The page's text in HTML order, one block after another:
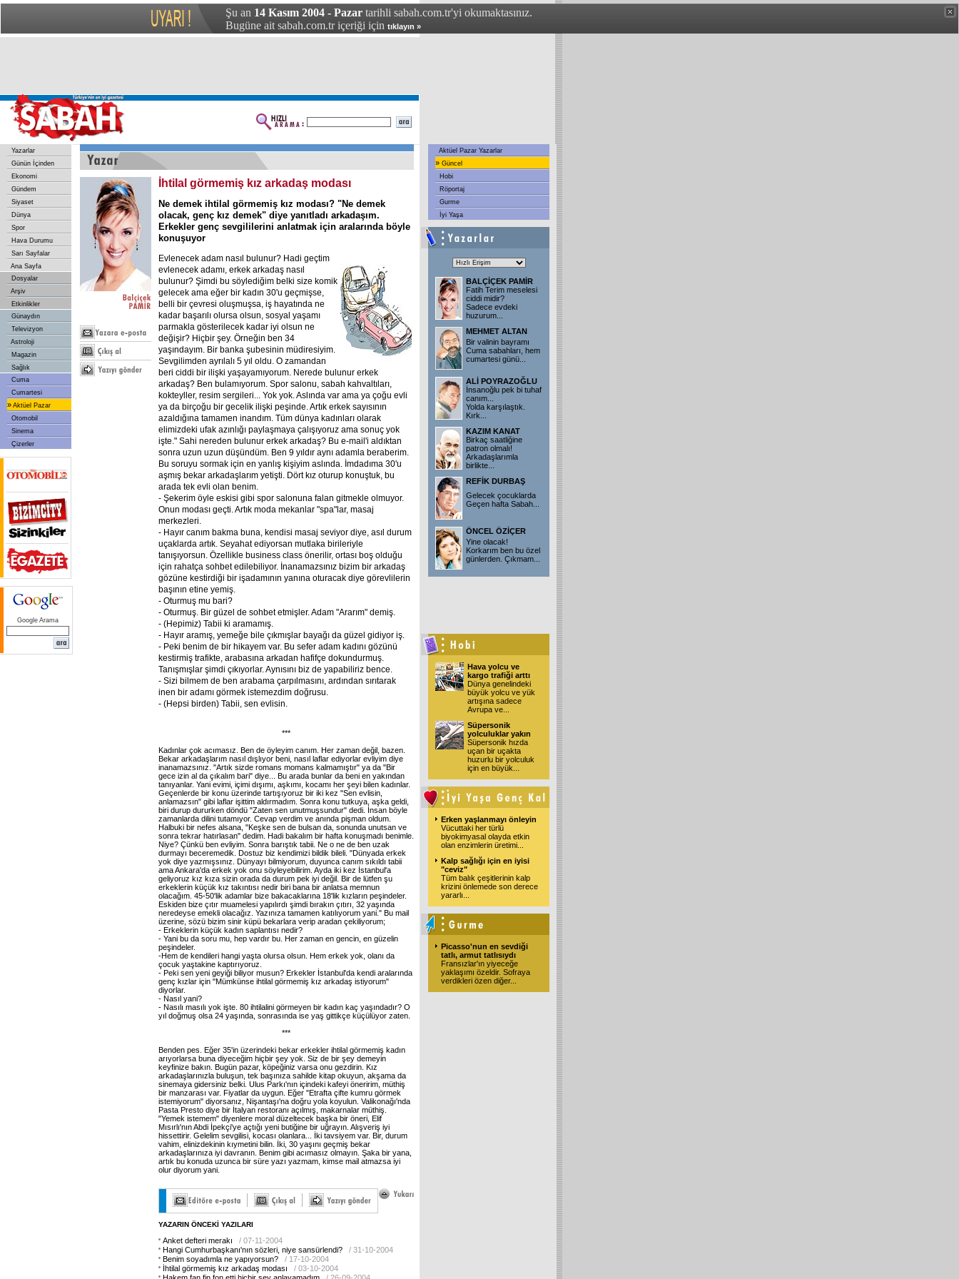
Şu an 14 Kasım 2004 - Pazar tarihli sabah.com.tr'yi okumaktasınız.
Bugüne ait sabah.com.tr içeriği için tıklayın »
Yazarlar
Günün İçinden
Ekonomi
Gündem
Siyaset
Dünya
Spor
Hava Durumu
Sarı Sayfalar
Ana Sayfa
Dosyalar
Arşiv
Etkinlikler
Günaydın
Televizyon
Astroloji
Magazin
Sağlık
Cuma
Cumartesi
» Aktüel Pazar
Otomobil
Sinema
Çizerler
Google Arama
İhtilal görmemiş kız arkadaş modası
Ne demek ihtilal görmemiş kız modası? "Ne demek
olacak, genç kız demek" diye yanıtladı arkadaşım.
Erkekler genç sevgililerini anlatmak için aralarında böyle
konuşuyor
Evlenecek adam nasıl bulunur? Hadi geçtim
evlenecek adamı, erkek arkadaş nasıl
bulunur? Şimdi bu söylediğim belki size komik
gelecek ama eğer bir kadın 30'u geçmişse,
belli bir çevresi oluşmuşsa, iş hayatında ne
kadar başarılı olursa olsun, sosyal yaşamı
parmakla gösterilecek kadar iyi olsun ne
değişir? Hiçbir şey. Örneğin ben 34
yaşındayım. Bir banka şubesinin müdiresiyim.
Sevgilimden ayrılalı 5 yıl oldu. O zamandan
beri ciddi bir ilişki yaşayamıyorum. Nerede bulunur erkek
arkadaş? Ben bulamıyorum. Spor salonu, sabah kahvaltıları,
kokteyller, resim sergileri... Yok yok. Aslında var ama ya çoğu evli
ya da birçoğu bir gecelik ilişki peşinde. Artık erkek sayısının
azaldığına tamamen inandım. Tüm dünya kadınları olarak
elimizdeki ufak azınlığı paylaşmaya çalışıyoruz ama sonuç yok
işte." Sahi nereden bulunur erkek arkadaş? Bu e-mail'i aldıktan
sonra uzun uzun düşündüm. Ben 9 yıldır aynı adamla beraberim.
Bu soruyu sormak için en yanlış kişiyim aslında. İmdadıma 30'u
aşmış bekar arkadaşlarım yetişti. Dört kız oturup konuştuk, bu
arada tek evli olan benim.
- Şekerim öyle eskisi gibi spor salonuna falan gitmekle olmuyor.
Onun modası geçti. Artık moda mekanlar "spa"lar, masaj
merkezleri.
- Hayır canım bakma buna, kendisi masaj seviyor diye, asıl durum
uçaklarda artık. Seyahat ediyorsan mutlaka birileriyle
tanışıyorsun. Özellikle business class önerilir, ortası boş olduğu
için rahatça sohbet edilebiliyor. İnanamazsınız bizim bir arkadaş
gözüne kestirdiği bir işadamının yanına oturacak diye görevlilerin
başının etine yemiş.
- Oturmuş mu bari?
- Oturmuş. Bir güzel de sohbet etmişler. Adam "Ararım" demiş.
- (Hepimiz) Tabii ki aramamış.
- Hayır aramış, yemeğe bile çıkmışlar bayağı da güzel gidiyor iş.
- Peki benim de bir hikayem var. Bu sefer adam kadını gözünü
kestirmiş trafikte, arabasına arkadan hafifçe dokundurmuş.
Tanışmışlar şimdi çıkıyorlar. Aynısını biz de yapabiliriz bence.
- Sizi bilmem de ben arabama çarpılmasını, ardından sırıtarak
inen bir adamı görmek istemezdim doğrusu.
- (Hepsi birden) Tabii, sen evlisin.
***
Kadınlar çok acımasız. Ben de öyleyim canım. Her zaman değil, bazen.
Bekar arkadaşlarım nasıl dışlıyor beni, nasıl laflar ediyorlar evliyim diye
inanamazsınız. "Artık sizde romans momans kalmamıştır" ya da "Bir
gece izin al da çıkalım bari" diye... Bu arada bunlar da beni en yakından
tanıyanlar. Yani evimi, içimi dışımı, aşkımı, kocamı her şeyi bilen kadınlar.
Geçenlerde bir konu üzerinde tartışıyoruz bir iki kez "Sen evlisin,
anlamazsın" gibi laflar işittim aldırmadım. Sonra konu tutkuya, aşka geldi,
biri durup dururken döndü "Zaten sen unutmuşsundur" dedi. İnsan böyle
zamanlarda dilini tutamıyor. Cevap verdim ve anında pişman oldum.
Halbuki bir nefes alsana, "Keşke sen de bulsan da, sonunda unutsan ve
sonra tekrar hatırlasan" dedim. Hadi bakalım bir hafta konuşmadı benimle.
Niye? Çünkü ben evliyim. Sonra barıştık tabii. Ne o ne de ben uzak
durmayı beceremedik. Dostuz biz kendimizi bildik bileli. "Dünyada erkek
yok diye yazmışsınız. Dünyayı bilmiyorum, duyunca canım sıkıldı tabii
ama Ankara'da erkek yok onu söyleyebilirim. Ayda iki kez İstanbul'a
geliyoruz kız kıza sizin orada da durum pek iyi değil. Bir de lütfen şu
erkeklerin küçük kız takıntısı nedir biri bana bir anlatsa memnun
olacağım. 45-50'lik adamlar bize bakacaklarına 18'lik kızların peşindeler.
Eskiden bize çıtır muamelesi yapılırdı şimdi bırakın çıtırı, 32 yaşında
neredeyse emekli olacağız. Yazınıza tamamen katılıyorum yani." Bu mail
üzerine, sözü bizim sinir küpü bekarlara verip aradan çekiliyorum;
- Erkeklerin küçük kadın saplantısı nedir?
- Yani bu da soru mu, hep vardır bu. Her zaman en gencin, en güzelin
peşindeler.
-Hem de kendileri hangi yaşta olursa olsun. Hem erkek yok, olanı da
çocuk yaştakine kaptırıyoruz.
- Peki sen yeni geyiği biliyor musun? Erkekler İstanbul'da kendi aralarında
genç kızlar için "Mümkünse ihtilal görmemiş kız arkadaş istiyorum"
diyorlar.
- Nasıl yani?
- Nasılı masılı yok işte. 80 ihtilalini görmeyen bir kadın kaç yaşındadır? O
yıl doğmuş olsa 24 yaşında, sonrasında ise yaş gittikçe küçülüyor zaten.
***
Benden pes. Eğer 35'in üzerindeki bekar erkekler ihtilal görmemiş kadın
arıyorlarsa buna diyeceğim hiçbir şey yok. Siz de bir şey demeyin
keyfinize bakın. Bugün pazar, köpeğiniz varsa onu gezdirin. Kız
arkadaşlarınızla buluşun, tek başınıza sahilde kitap okuyun, akşama da
sinemaya gidersiniz belki. Ulus Parkı'nın içindeki kafeyi öneririm, müthiş
bir manzarası var. Fiyatlar da uygun. Eğer "Etrafta çifte kumru görmek
istemiyorum" diyorsanız, Nişantaşı'na doğru yola koyulun. Valikonağı'nda
Pasta Presto diye bir İtalyan restoranı açılmış, makarnalar müthiş.
"Yemek istemem" diyenlere moral düzeltecek başka bir öneri, Elif
Mısırlı'nın Abdi İpekçi'ye açtığı yeni butiğine bir uğrayın. Alışveriş iyi
hissettirir. Gelelim sevgilisi, kocası olanlara... İki tavsiyem var. Bir, durum
vahim, elinizdekinin kıymetini bilin. İki, 30 yaşını geçmiş bekar
arkadaşlarınıza iyi davranın. Benim gibi acımasız olmayın. Şaka bir yana,
artık bu konuda uzunca bir süre yazı yazmam, kimse mail atmazsa iyi
olur diyorum yani.
YAZARIN ÖNCEKİ YAZILARI
Anket defteri merakı
/ 07-11-2004
Hangi Cumhurbaşkanı'nın sözleri, niye sansürlendi?
/ 31-10-2004
Benim soyadımla ne yapıyorsun?
/ 17-10-2004
İhtilal görmemiş kız arkadaş modası
/ 03-10-2004
Aktüel Pazar Yazarlar
» Güncel
Hobi
Röportaj
Gurme
İyi Yaşa
BALÇİÇEK PAMİR
Fatih Terim meselesi
ciddi midir?
Sadece evdeki
huzurum
MEHMET ALTAN
Bir valinin bayramı
Cuma sabahları, hem
cumartesi günü
ALİ POYRAZOĞLU
İnsanoğlu pek bi tuhaf
canım...
Yolda karşılaştık.
Kırk
KAZIM KANAT
Birkaç saatliğine
patron olmalı!
Arkadaşlarımla
birlikte
REFİK DURBAŞ
Gelecek çocuklarda
Geçen hafta Sabah
ÖNCEL ÖZİÇER
Yine olacak!
Korkarım ben bu özel
günlerden. Çıkmam
Hava yolcu ve
kargo trafiği arttı
Dünya genelindeki
büyük yolcu ve yük
artışına sadece
Avrupa ve
Süpersonik
yolculuklar yakın
Süpersonik hızda
uçan bir uçakta
huzurlu bir yolculuk
için en büyük
Erken yaşlanmayı önleyin
Vücuttaki her türlü
biyokimyasal olayda etkin
olan enzimlerin üretimi
Kalp sağlığı için en iyisi
"ceviz"
Tüm balık çeşitlerinin kalp
krizini önlemede son derece
yararlı
Picasso'nun en sevdiği
tatlı, armut tatlısıydı
Fransızlar'ın yiyeceğe
yaklaşımı özeldir. Sofraya
verdikleri özen diğer...